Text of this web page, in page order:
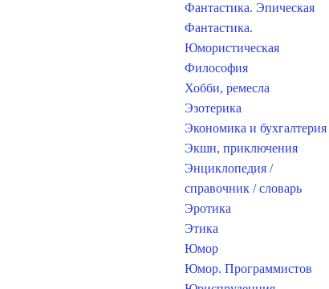
Фантастика. Эпическая
Фантастика.
Юмористическая
Философия
Хобби, ремесла
Эзотерика
Экономика и бухгалтерия
Экшн, приключения
Энциклопедия /
справочник / словарь
Эротика
Этика
Юмор
Юмор. Программистов